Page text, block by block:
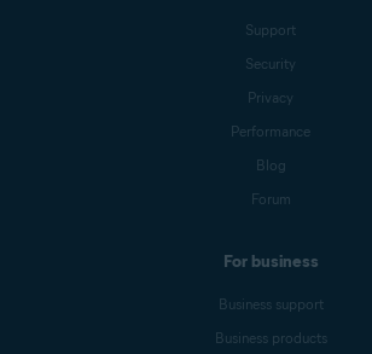
Support
Security
Privacy
Performance
Blog
Forum
For business
Business support
Business products